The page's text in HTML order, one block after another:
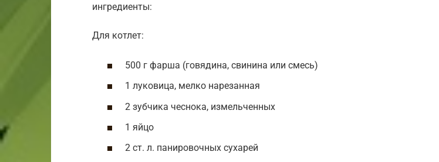
ингредиенты:
Для котлет:
500 г фарша (говядина, свинина или смесь)
1 луковица, мелко нарезанная
2 зубчика чеснока, измельченных
1 яйцо
2 ст. л. панировочных сухарей